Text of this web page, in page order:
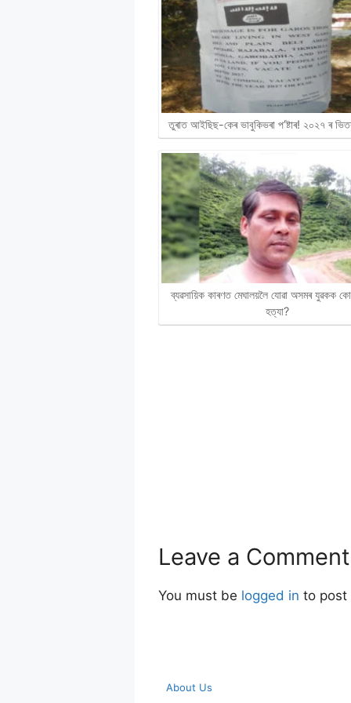
তুৰাত আইছিছ-কেৰ ভাবুকিভৰা প’ষ্টাৰ! ২০২৭ ৰ
ব্যৱসায়িক কাৰণত মেঘালয়লৈ যোৱা অসমৰ যুৱকক
হত্যা?
Leave a Comment
You must be logged in to post
About Us